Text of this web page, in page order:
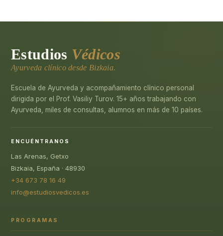
Estudios Védicos
Ayurveda clínico desde Bizkaia.
Escuela de Ayurveda y acompañamiento clínico personal
dirigida por el Prof. Vasiliy Turov. 15+ años trabajando con
Ayurveda, miles de consultas, alumnos en más de 10 países.
ENCUÉNTRANOS
Las Arenas, Getxo
Bizkaia, España · 48930
+34 673 78 16 49
info@estudiosvedicos.es
PROGRAMAS